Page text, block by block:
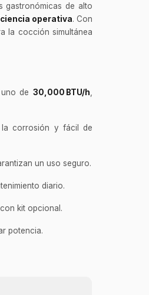
gastronómicas de alto
operativa. Con
la cocción simultánea
uno de30,000 BTU/h
la corrosión y fácil de
un uso seguro.
diario.
con kit opcional.
potencia.